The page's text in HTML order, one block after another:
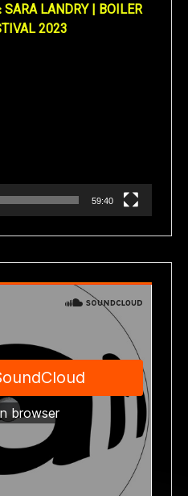
LANDRY | BOILER
2023
59:40